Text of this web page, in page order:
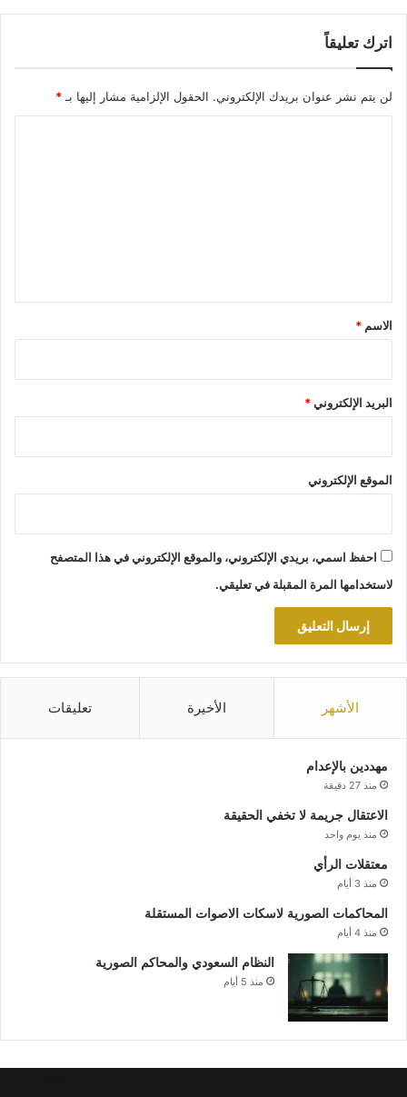
اترك تعليقاً
لن يتم نشر عنوان بريدك الإلكتروني. الحقول الإلزامية مشار إليها بـ *
*
الاسم *
البريد الإلكتروني*
الموقع الإلكتروني
احفظ اسمي، بريدي الإلكتروني، والموقع الإلكتروني في هذا المتصفح
لاستخدامها المرة المقبلة في تعليقي.
الأشهر الأخيرة تعليقات
مهددين بالإعدام
منذ 27 دقيقة
الاعتقال جريمة لا تخفي الحقيقة
منذ يوم واحد
معتقلات الرأي
منذ 3 أيام
المحاكمات الصورية لاسكات الاصوات المستقلة
منذ 4 أيام
النظام السعودي والمحاكم الصورية
منذ 5 أيام